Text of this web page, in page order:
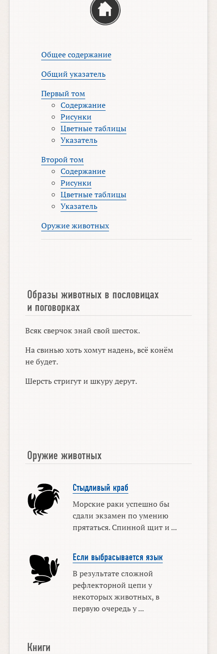
Общее содержание
Общий указатель
Первый том
Содержание
Рисунки
Цветные таблицы
Указатель
Второй том
Содержание
Рисунки
Цветные таблицы
Указатель
Оружие животных
Образы животных в пословицах
и поговорках
Всяк сверчок знай свой шесток.
На свинью хоть хомут надень, всё конём
не будет.
Шерсть стригут и шкуру дерут.
Оружие животных
Стыдливый краб
Морские раки успешно бы
сдали экзамен по умению
прятаться. Спинной щит и ...
Если выбрасывается язык
В результате сложной
рефлекторной цепи у
некоторых животных, в
первую очередь у ...
Книги